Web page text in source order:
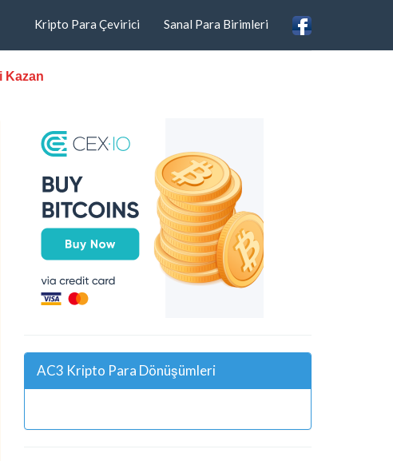
Kripto Para Çevirici Sanal Para Birimleri
Kazan
AC3 Kripto Para Dönüşümleri